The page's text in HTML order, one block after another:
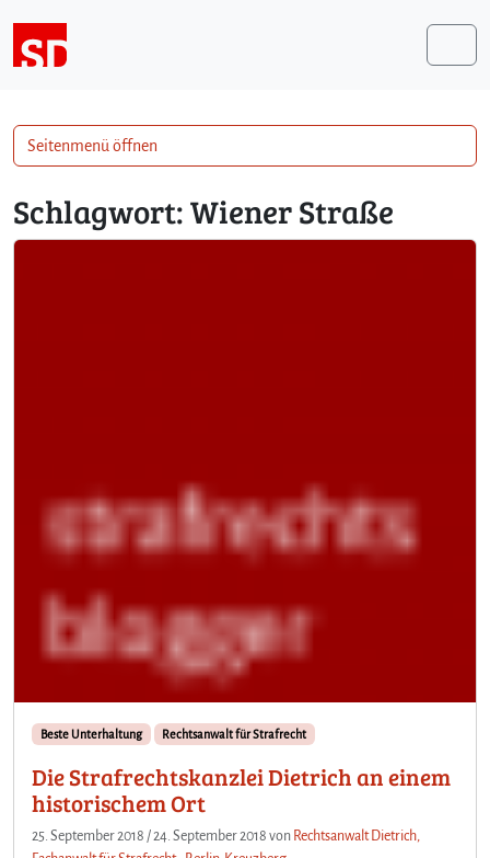
Schlagwort:Wiener Straße
Beste Unterhaltung Rechtsanwalt für Strafrecht
Die Strafrechtskanzlei Dietrich an einem
historischem Ort
25. September 2018 /24. September 2018 von Rechtsanwalt Dietrich,
Seitenmenü öffnen